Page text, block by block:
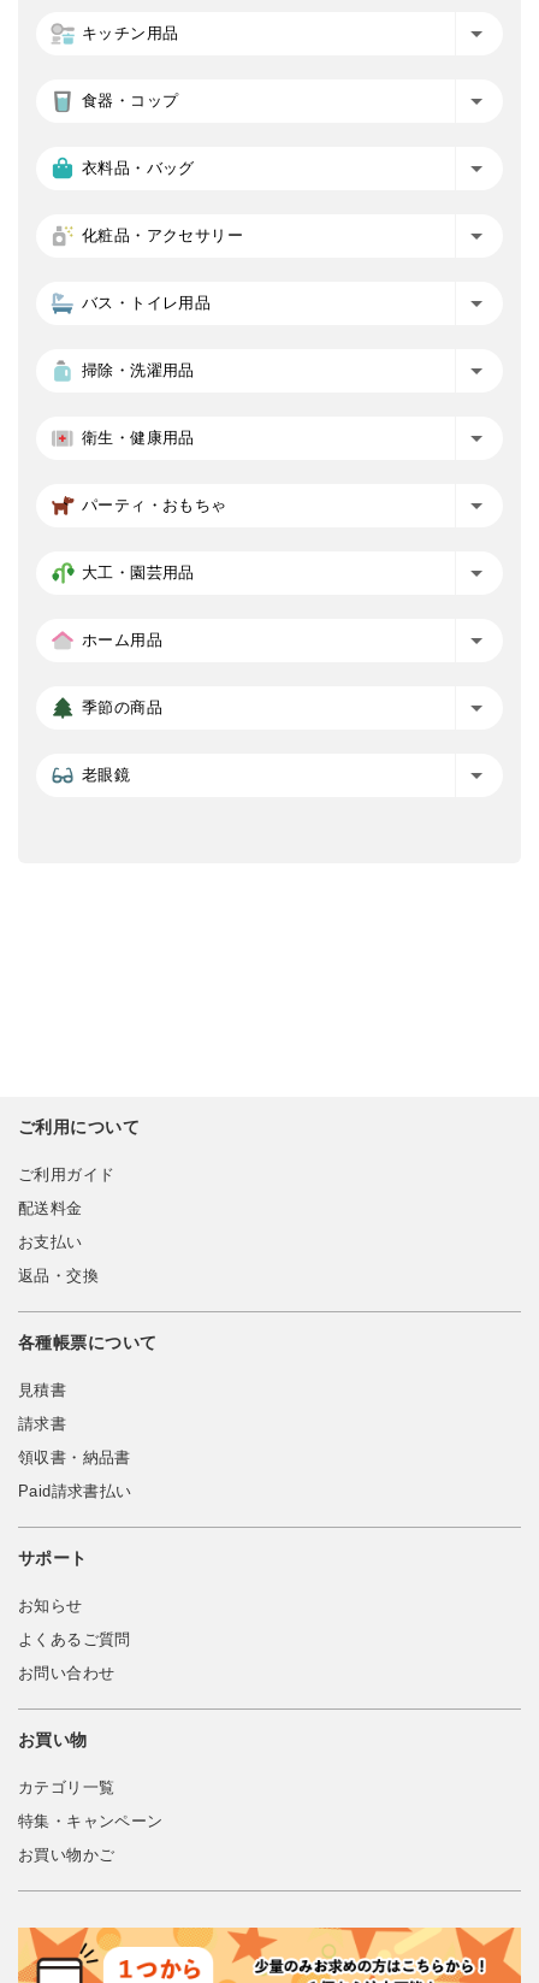
キッチン用品
食器・コップ
衣料品・バッグ
化粧品・アクセサリー
バス・トイレ用品
掃除・洗濯用品
衛生・健康用品
パーティ・おもちゃ
大工・園芸用品
ホーム用品
季節の商品
老眼鏡
ご利用について
ご利用ガイド
配送料金
お支払い
返品・交換
各種帳票について
見積書
請求書
領収書・納品書
Paid請求書払い
サポート
お知らせ
よくあるご質問
お問い合わせ
お買い物
カテゴリ一覧
特集・キャンペーン
お買い物かご